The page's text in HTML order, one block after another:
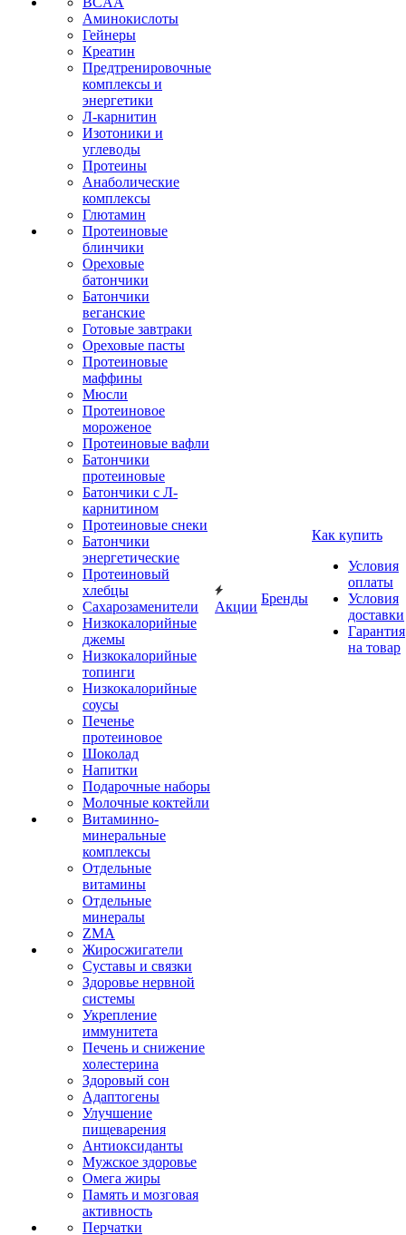
Аминокислоты
Гейнеры
Креатин
Предтренировочные
комплексы и
энергетики
Л-карнитин
Изотоники и
углеводы
Протеины
Анаболические
комплексы
Глютамин
Протеиновые
блинчики
Ореховые
батончики
Батончики
веганские
Готовые завтраки
Ореховые пасты
Протеиновые
маффины
Мюсли
Протеиновое
мороженое
Протеиновые вафли
Батончики
протеиновые
Батончики с Л-
карнитином
Протеиновые снеки
Батончики
энергетические
Протеиновый
хлебцы
Сахарозаменители
Низкокалорийные
джемы
Низкокалорийные
топинги
Низкокалорийные
соусы
Печенье
протеиновое
Шоколад
Напитки
Подарочные наборы
Молочные коктейли
Витаминно-
минеральные
комплексы
Отдельные
витамины
Отдельные
минералы
ZMA
Жиросжигатели
Суставы и связки
Здоровье нервной
системы
Укрепление
иммунитета
Печень и снижение
холестерина
Здоровый сон
Адаптогены
Улучшение
пищеварения
Антиоксиданты
Мужское здоровье
Омега жиры
Память и мозговая
активность
Перчатки
Акции
Бренды
Как купить
Условия
оплаты
Условия
доставки
Гарантия
на товар